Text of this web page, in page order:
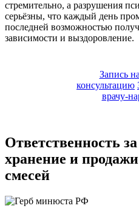
стремительно, а разрушения
серьёзны, что каждый день
последней возможностью
зависимости и выздоровление.
Запись
консультацию
врачу-
Ответственность
хранение и
смесей